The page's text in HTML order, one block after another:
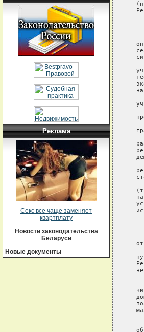
Реклама
Секс все чаще заменяет
квартплату
Новости законодательства
Беларуси
Новые документы